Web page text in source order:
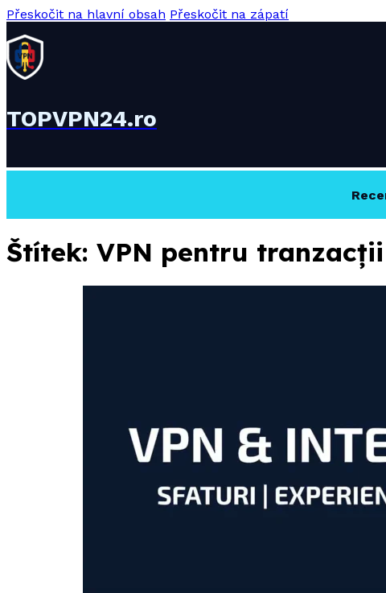
Přeskočit na hlavní obsah Přeskočit na zápatí
TOPVPN24.ro
Štítek: VPN pentru